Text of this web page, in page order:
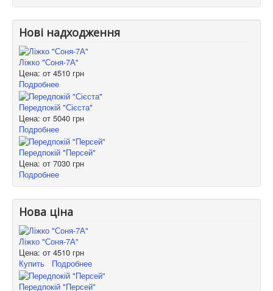
Нові надходження
Ліжко "Соня-7А"
Цена: от 4510 грн
Подробнее
Передпокій "Сієста"
Цена: от 5040 грн
Подробнее
Передпокій "Персей"
Цена: от 7030 грн
Подробнее
Нова ціна
Ліжко "Соня-7А"
Цена: от 4510 грн
Купить
Подробнее
Передпокій "Персей"